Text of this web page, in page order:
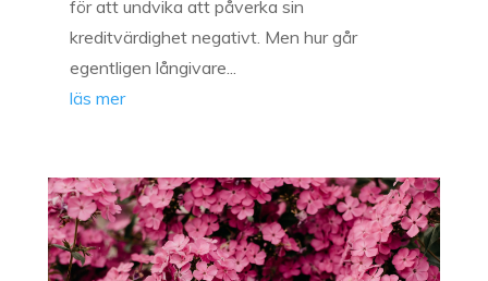
för att undvika att påverka sin
kreditvärdighet negativt. Men hur går
egentligen långivare...
läs mer